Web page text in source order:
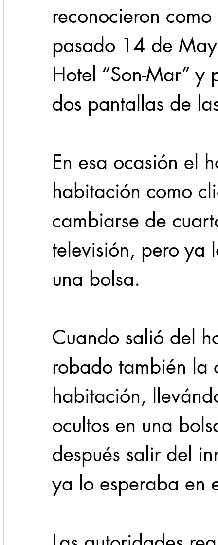
reconocieron
pasado 14 de
Hotel “Son-Mar” y
dos pantallas de
En esa ocasión el
habitación como
cambiarse de
televisión, pero
una bolsa.
Cuando salió del
robado también
habitación,
ocultos en una
después salir del
ya lo esperaba